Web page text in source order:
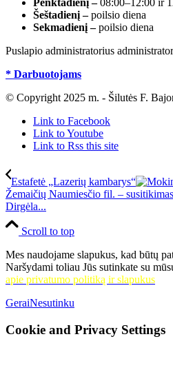
Penktadienį –08:00–12:00 ir
Šeštadienį –poilsio diena
Sekmadienį –poilsio diena
Puslapio administratorius
* Darbuotojams
© Copyright 2025 m. - Šilutės F.
Link to Facebook
Link to Youtube
Link to Rss this site
Estafetė „Lazerių kambarys“
Žemaičių Naumiesčio fil. –
Dirgėla...
Scroll to top
Mes naudojame slapukus, kad būtų
Naršydami toliau Jūs sutinkate su
apie privatumo politiką ir slapukus
GeraiNesutinku
Cookie and Privacy Settings